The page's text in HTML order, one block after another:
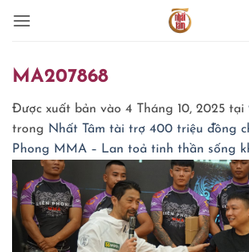
qua
dungMA207868
Được xuất bản vào 4 Tháng 10, 2025 tại
trong Nhất Tâm tài trợ 400 triệu đồng
Phong MMA – Lan toả tinh thần sống